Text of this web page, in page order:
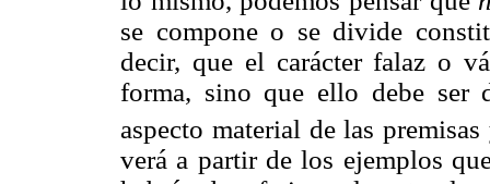
se compone o se divide
decir, que el carácter falaz o
forma, sino que ello debe ser
aspecto material de las
verá a partir de los ejemplos